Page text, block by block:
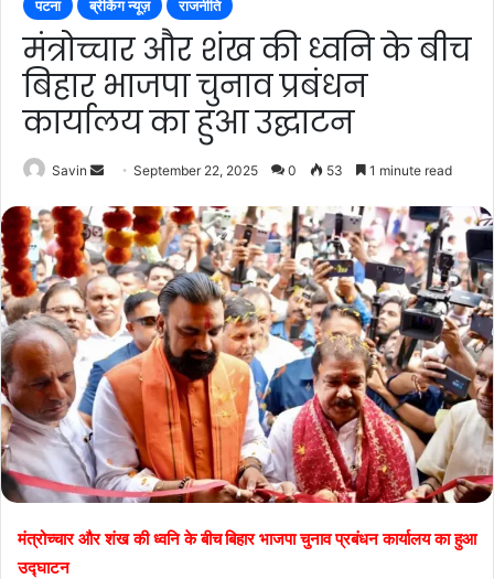
पटना ब्रेकिंग न्यूज़ राजनीति
मंत्रोच्चार और शंख की ध्वनि के बीच
बिहार भाजपा चुनाव प्रबंधन
कार्यालय का हुआ उद्घाटन
Savin
Send
email
September 22, 2025 0 53 1 minute read
मंत्रोच्चार और शंख की ध्वनि के बीच बिहार भाजपा चुनाव प्रबंधन कार्यालय का हुआ
उद्घाटन